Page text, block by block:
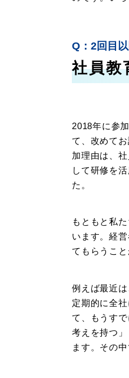
2回目
社員教
2018年に参
て、改めて
加理由は、
して研修を
た。
もともと私
います。経
てもらうこと
例えば最近
定期的に全
て、もうす
考えを持つ
ます。その